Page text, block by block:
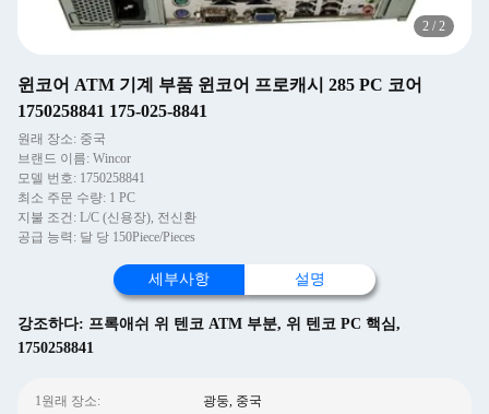
2 / 2
윈코어 ATM 기계 부품 윈코어 프로캐시 285 PC 코어
1750258841 175-025-8841
원래 장소: 중국
브랜드 이름: Wincor
모델 번호: 1750258841
최소 주문 수량: 1 PC
지불 조건: L/C (신용장), 전신환
공급 능력: 달 당 150Piece/Pieces
세부사항 설명
강조하다: 프록애쉬 위 텐코 ATM 부분, 위 텐코 PC 핵심,
1750258841
1원래 장소: 광둥, 중국